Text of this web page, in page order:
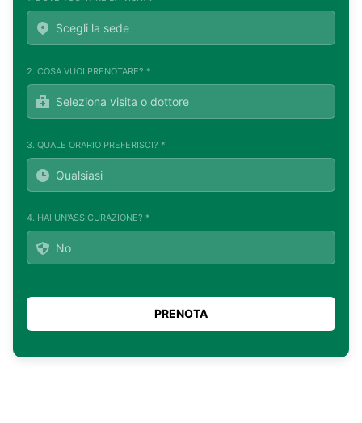
2. COSA VUOI PRENOTARE? *
3. QUALE ORARIO PREFERISCI? *
4. HAI UN'ASSICURAZIONE? *